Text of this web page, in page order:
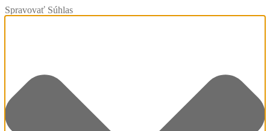
Spravovať Súhlas